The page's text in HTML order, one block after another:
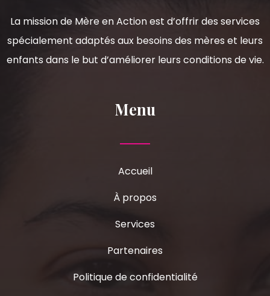
La mission de Mère en Action est d’offrir des services
spécialement adaptés aux besoins des mères et leurs
enfants dans le but d’améliorer leurs conditions de vie.
Menu
Accueil
À propos
Services
Partenaires
Politique de confidentialité